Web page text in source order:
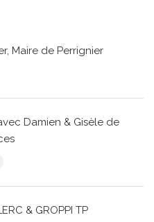
Maire de Perrignier
Damien & Gisèle de
& GROPPI TP